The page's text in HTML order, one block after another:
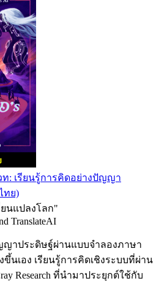
ท: เรียนรู้การคิดอย่างปัญญา
ทย)
นแปลงโลก"
TranslateAI
ญาประดิษฐ์ผ่านแบบจำลองภาษา
เอง เรียนรู้การคิดเชิงระบบที่ผ่าน
Research ที่นำมาประยุกต์ใช้กับ